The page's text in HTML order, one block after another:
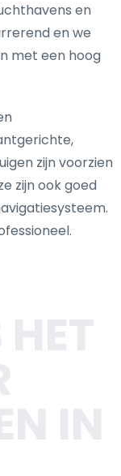
en
en we
met een hoog
zijn voorzien
zijn ook goed